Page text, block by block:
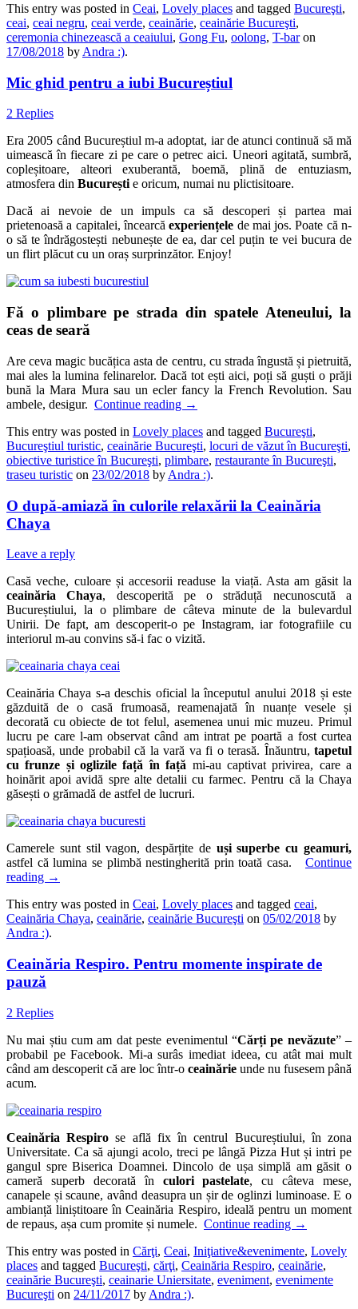
This entry was posted in Ceai, Lovely places and tagged Bucureşti,
ceai, ceai negru, ceai verde, ceainărie, ceainărie Bucureşti,
ceremonia chinezească a ceaiului, Gong Fu, oolong, T-baron
17/08/2018 by Andra :).
Mic ghid pentru a iubi Bucureștiul
2 Replies
Era 2005 când Bucureștiul m-a adoptat, iar de atunci continuă să mă
uimească în fiecare zi pe care o petrec aici. Uneori agitată, sumbră,
copleșitoare, alteori exuberantă, boemă, plină de entuziasm,
atmosfera din Bucureștie oricum, numai nu plictisitoare.
Dacă ai nevoie de un impuls ca să descoperi și partea mai
prietenoasă a capitalei, încearcăexperiențele de mai jos. Poate că n-
o să te îndrăgostești nebunește de ea, dar cel puțin te vei bucura de
un flirt plăcut cu un oraș surprinzător. Enjoy!
Fă o plimbare pe strada din spatele Ateneului, la
ceas de seară
Are ceva magic bucățica asta de centru, cu strada îngustă și pietruită,
mai ales la lumina felinarelor. Dacă tot ești aici, poți să guști o prăji
bună la Mara Mura sau un ecler fancy la French Revolution. Sau
ambele, desigur. Continue reading →
This entry was posted in Lovely places and tagged Bucureşti,
Bucureştiul turistic, ceainărie Bucureşti, locuri de văzut în Bucureşti,
obiective turistice în Bucureşti, plimbare, restaurante în Bucureşti,
traseu turistic on 23/02/2018 by Andra :).
O după-amiază în culorile relaxării la Ceainăria
Chaya
Leave a reply
Casă veche, culoare și accesorii readuse la viață. Asta am găsit la
ceainăria Chaya, descoperită pe o străduță necunoscută a
Bucureștiului, la o plimbare de câteva minute de la bulevardul
Unirii. De fapt, am descoperit-o pe Instagram, iar fotografiile cu
interiorul m-au convins să-i fac o vizită.
Ceainăria Chaya s-a deschis oficial la începutul anului 2018 și este
găzduită de o casă frumoasă, reamenajată în nuanțe vesele și
decorată cu obiecte de tot felul, asemenea unui mic muzeu. Primul
lucru pe care l-am observat când am intrat pe poartă a fost curtea
spațioasă, unde probabil că la vară va fi o terasă. Înăuntru, tapetul
cu frunze și oglizile față în față mi-au captivat privirea, care a
hoinărit apoi avidă spre alte detalii cu farmec. Pentru că la Chaya
găsești o grămadă de astfel de lucruri.
Camerele sunt stil vagon, despărțite de uși superbe cu geamuri,
astfel că lumina se plimbă nestingherită prin toată casa. Continue
reading →
This entry was posted in Ceai, Lovely places and tagged ceai,
Ceainăria Chaya, ceainărie, ceainărie Bucureşti on 05/02/2018 by
Andra :).
Ceainăria Respiro. Pentru momente inspirate de
pauză
2 Replies
Nu mai știu cum am dat peste evenimentul “Cărți pe nevăzute” –
probabil pe Facebook. Mi-a surâs imediat ideea, cu atât mai mult
când am descoperit că are loc într-o ceainărie unde nu fusesem până
acum.
Ceainăria Respiro se află fix în centrul Bucureștiului, în zona
Universitate. Ca să ajungi acolo, treci pe lângă Pizza Hut și intri pe
gangul spre Biserica Doamnei. Dincolo de ușa simplă am găsit o
cameră superb decorată în culori pastelate, cu câteva mese,
canapele și scaune, având deasupra un șir de oglinzi luminoase. E o
ambianță liniștitoare în Ceainăria Respiro, ideală pentru un moment
de repaus, așa cum promite și numele. Continue reading →
This entry was posted in Cărţi, Ceai, Iniţiative&evenimente, Lovely
places and tagged Bucureşti, cărţi, Ceainăria Respiro, ceainărie,
ceainărie Bucureşti, ceainarie Uniersitate, eveniment, evenimente
Bucureşti on 24/11/2017 by Andra :).